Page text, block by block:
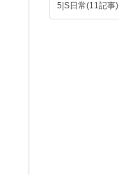
5|S日常(11記事)